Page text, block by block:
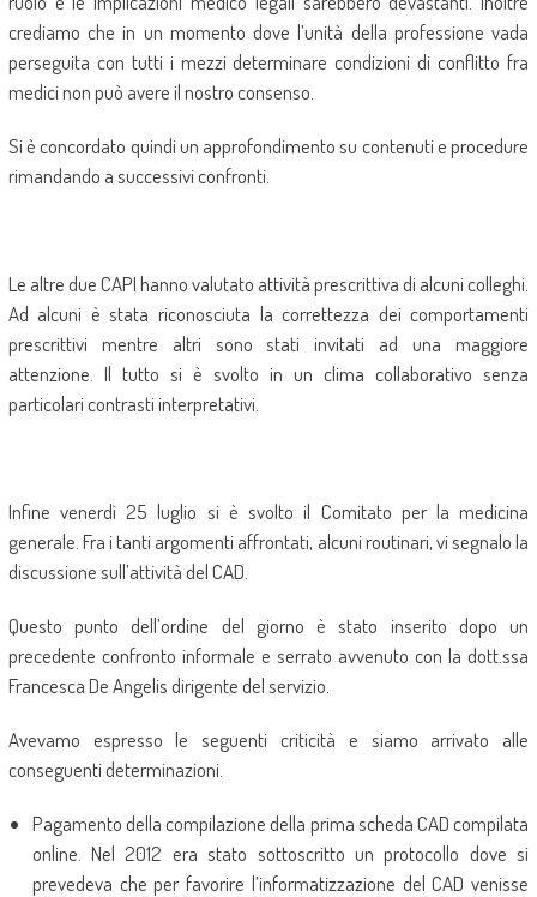
crediamo che in un momento dove l’unità della professione vada
perseguita con tutti i mezzi determinare condizioni di conflitto fra
medici non può avere il nostro consenso.
Si è concordato quindi un approfondimento su contenuti e procedure
rimandando a successivi confronti.
Le altre due CAPI hanno valutato attività prescrittiva di alcuni colleghi.
Ad alcuni è stata riconosciuta la correttezza dei comportamenti
prescrittivi mentre altri sono stati invitati ad una maggiore
attenzione. Il tutto si è svolto in un clima collaborativo senza
particolari contrasti interpretativi.
Infine venerdì 25 luglio si è svolto il Comitato per la medicina
generale. Fra i tanti argomenti affrontati, alcuni routinari, vi segnalo la
discussione sull’attività del CAD.
Questo punto dell’ordine del giorno è stato inserito dopo un
precedente confronto informale e serrato avvenuto con la dott.ssa
Francesca De Angelis dirigente del servizio.
Avevamo espresso le seguenti criticità e siamo arrivato alle
conseguenti determinazioni.
Pagamento della compilazione della prima scheda CAD compilata
online. Nel 2012 era stato sottoscritto un protocollo dove si
prevedeva che per favorire l’informatizzazione del CAD venisse